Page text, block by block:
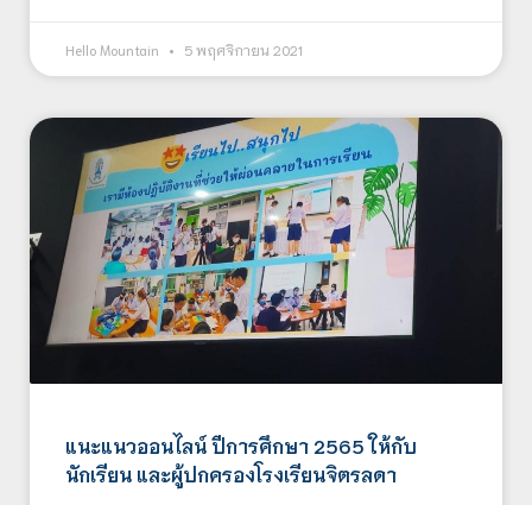
Hello Mountain 5 พฤศจิกายน 2021
แนะแนวออนไลน์ ปีการศึกษา 2565 ให้กับ
นักเรียน และผู้ปกครองโรงเรียนจิตรลดา